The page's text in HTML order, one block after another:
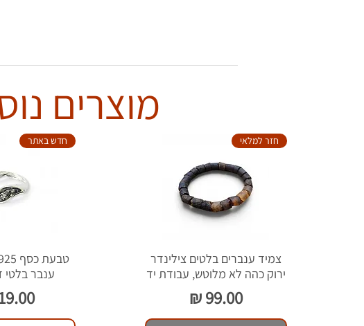
מוצרים
חזר למלאי
צמיד ענברים בלטים צילינדר
ירוק כהה לא מלוטש, עבודת יד
מחיר‏99.00 ‏₪
חדש באתר
ענבר בלטי
מחיר‏219.00 ‏₪